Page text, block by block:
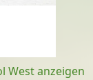
West anzeigen